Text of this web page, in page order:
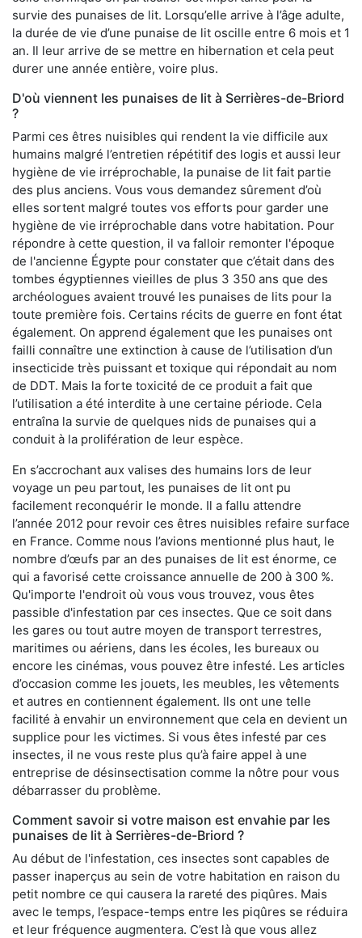
survie des punaises de lit. Lorsqu’elle arrive à l’âge adulte,
la durée de vie d’une punaise de lit oscille entre 6 mois et 1
an. Il leur arrive de se mettre en hibernation et cela peut
durer une année entière, voire plus.
D'où viennent les punaises de lit à Serrières-de-Briord
?
Parmi ces êtres nuisibles qui rendent la vie difficile aux
humains malgré l’entretien répétitif des logis et aussi leur
hygiène de vie irréprochable, la punaise de lit fait partie
des plus anciens. Vous vous demandez sûrement d’où
elles sortent malgré toutes vos efforts pour garder une
hygiène de vie irréprochable dans votre habitation. Pour
répondre à cette question, il va falloir remonter l'époque
de l'ancienne Égypte pour constater que c’était dans des
tombes égyptiennes vieilles de plus 3 350 ans que des
archéologues avaient trouvé les punaises de lits pour la
toute première fois. Certains récits de guerre en font état
également. On apprend également que les punaises ont
failli connaître une extinction à cause de l’utilisation d’un
insecticide très puissant et toxique qui répondait au nom
de DDT. Mais la forte toxicité de ce produit a fait que
l’utilisation a été interdite à une certaine période. Cela
entraîna la survie de quelques nids de punaises qui a
conduit à la prolifération de leur espèce.
En s’accrochant aux valises des humains lors de leur
voyage un peu partout, les punaises de lit ont pu
facilement reconquérir le monde. Il a fallu attendre
l’année 2012 pour revoir ces êtres nuisibles refaire surface
en France. Comme nous l’avions mentionné plus haut, le
nombre d’œufs par an des punaises de lit est énorme, ce
qui a favorisé cette croissance annuelle de 200 à 300 %.
Qu'importe l'endroit où vous vous trouvez, vous êtes
passible d'infestation par ces insectes. Que ce soit dans
les gares ou tout autre moyen de transport terrestres,
maritimes ou aériens, dans les écoles, les bureaux ou
encore les cinémas, vous pouvez être infesté. Les articles
d’occasion comme les jouets, les meubles, les vêtements
et autres en contiennent également. Ils ont une telle
facilité à envahir un environnement que cela en devient un
supplice pour les victimes. Si vous êtes infesté par ces
insectes, il ne vous reste plus qu’à faire appel à une
entreprise de désinsectisation comme la nôtre pour vous
débarrasser du problème.
Comment savoir si votre maison est envahie par les
punaises de lit à Serrières-de-Briord ?
Au début de l'infestation, ces insectes sont capables de
passer inaperçus au sein de votre habitation en raison du
petit nombre ce qui causera la rareté des piqûres. Mais
avec le temps, l’espace-temps entre les piqûres se réduira
et leur fréquence augmentera. C’est là que vous allez